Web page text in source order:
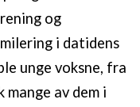
og
i datidens
unge voksne, fra
av dem i